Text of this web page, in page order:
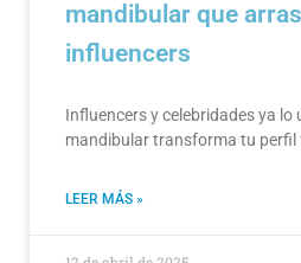
mandibular que
influencers
Influencers y celebridades ya lo
mandibular transforma tu perfil
LEER MÁS »